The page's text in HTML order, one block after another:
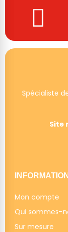
Spécialiste
Site
Mon compte
Qui sommes-
Sur mesure